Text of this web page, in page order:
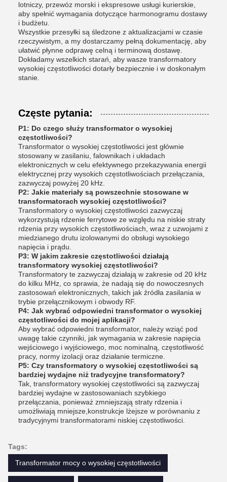
lotniczy, przewóz morski i ekspresowe usługi kurierskie,
aby spełnić wymagania dotyczące harmonogramu dostawy
i budżetu.
Wszystkie przesyłki są śledzone z aktualizacjami w czasie
rzeczywistym, a my dostarczamy pełną dokumentację, aby
ułatwić płynne odprawę celną i terminową dostawę.
Dokładamy wszelkich starań, aby wasze transformatory
wysokiej częstotliwości dotarły bezpiecznie i w doskonałym
stanie.
Częste pytania:
P1: Do czego służy transformator o wysokiej
częstotliwości?
Transformator o wysokiej częstotliwości jest głównie
stosowany w zasilaniu, falownikach i układach
elektronicznych w celu efektywnego przekazywania energii
elektrycznej przy wysokich częstotliwościach przełączania,
zazwyczaj powyżej 20 kHz.
P2: Jakie materiały są powszechnie stosowane w
transformatorach wysokiej częstotliwości?
Transformatory o wysokiej częstotliwości zazwyczaj
wykorzystują rdzenie ferrytowe ze względu na niskie straty
rdzenia przy wysokich częstotliwościach, wraz z uzwojami z
miedzianego drutu izolowanymi do obsługi wysokiego
napięcia i prądu.
P3: W jakim zakresie częstotliwości działają
transformatory wysokiej częstotliwości?
Transformatory te zazwyczaj działają w zakresie od 20 kHz
do kilku MHz, co sprawia, że nadają się do nowoczesnych
zastosowań elektronicznych, takich jak źródła zasilania w
trybie przełącznikowym i obwody RF.
P4: Jak wybrać odpowiedni transformator o wysokiej
częstotliwości do mojej aplikacji?
Aby wybrać odpowiedni transformator, należy wziąć pod
uwagę takie czynniki, jak wymagania w zakresie napięcia
wejściowego i wyjściowego, moc nominalną, częstotliwość
pracy, normy izolacji oraz działanie termiczne.
P5: Czy transformatory o wysokiej częstotliwości są
bardziej wydajne niż tradycyjne transformatory?
Tak, transformatory wysokiej częstotliwości są zazwyczaj
bardziej wydajne w zastosowaniach szybkiego
przełączania, ponieważ zmniejszają straty rdzenia i
umożliwiają mniejsze,konstrukcje lżejsze w porównaniu z
tradycyjnymi transformatorami niskiej częstotliwości.
Tags:
Transformator mocy o wysokiej częstotliwości